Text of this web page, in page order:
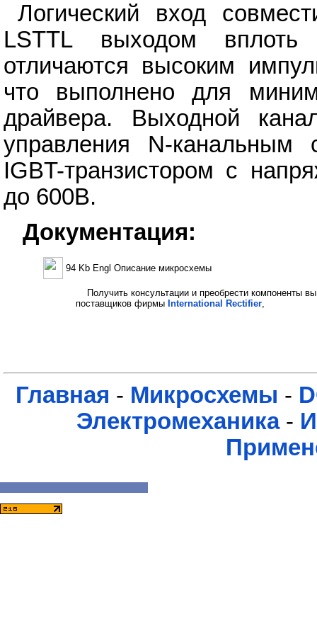
Логический вход
LSTTL выходом
отличаются высоким
что выполнено для
драйвера. Выходной
управления N-
IGBT-транзистором с
до 600В.
Документация:
94 Kb Engl Описание микросхемы
Получить консультации и преобрести компоненты
поставщиков фирмы International Rectifier
Главная - Микросхемы -
Электромеханика-